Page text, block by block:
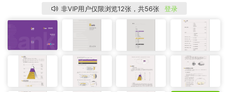
非VIP用户仅限浏览12张，共56张 登录